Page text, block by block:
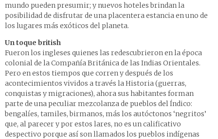
mundo pueden presumir; y nuevos hoteles brindan la
posibilidad de disfrutar de una placentera estancia en uno de
los lugares más exóticos del planeta.
Un toque british
Fueron los ingleses quienes las redescubrieron en la época
colonial de la Compañía Británica de las Indias Orientales.
Pero en estos tiempos que corren y después de los
acontecimientos vividos a través la Historia (guerras,
conquistas y migraciones), ahora sus habitantes forman
parte de una peculiar mezcolanza de pueblos del Índico:
bengalíes, tamiles, birmanos, más los autóctonos ‘negritos’
que, al parecer y por estos lares, no es un calificativo
despectivo porque así son llamados los pueblos indígenas